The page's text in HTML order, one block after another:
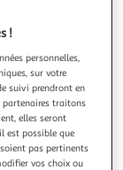
!
personnelles,
sur votre
suivi prendront en
partenaires traitons
elles seront
est possible que
pas pertinents
vos choix ou